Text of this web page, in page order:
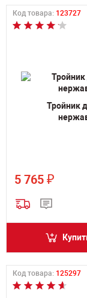
Код товара: 123727
Тройник
5 765 ₽
Код товара: 125297